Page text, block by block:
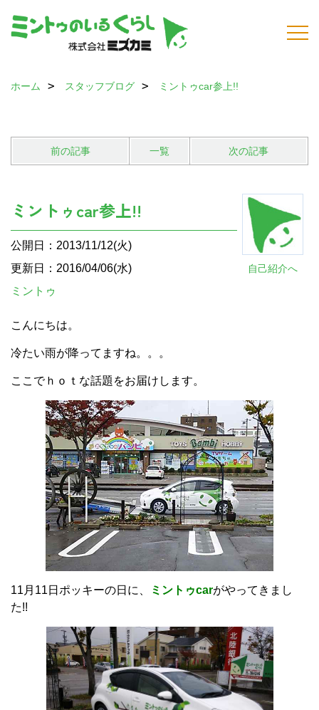
ホーム スタッフブログ ミントゥcar参上!!
前の記事 一覧 次の記事
自己紹介へ
ミントゥcar参上!!
公開日：2013/11/12(火)
更新日：2016/04/06(水)
ミントゥ
こんにちは。
冷たい雨が降ってますね。。。
ここでｈｏｔな話題をお届けします。
11月11日ポッキーの日に、 ミントゥcarがやってきまし
た!!